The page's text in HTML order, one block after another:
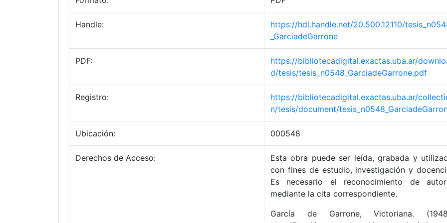
Handle:
https://hdl.handle.net/20.500.12110/
_GarciadeGarrone
PDF:
https://bibliotecadigital.exactas.uba.ar/
d/tesis/tesis_n0548_GarciadeGarrone.pdf
Registro:
https://bibliotecadigital.exactas.uba.ar/
n/tesis/document/
Ubicación: 000548
Derechos de Acceso:
Esta obra puede ser leída, grabada y
con fines de estudio, investigación y
Es necesario el reconocimiento de
mediante la cita correspondiente.
García de Garrone, Victoriana.